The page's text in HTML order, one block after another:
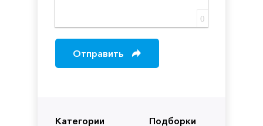
Категории Подборки
0
Отправить